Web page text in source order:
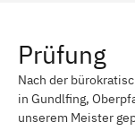
Prüfung
Nach der
in Gundlfing,
unserem Meister